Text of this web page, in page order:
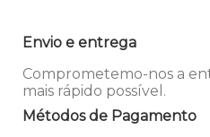
Envio e entrega
Comprometemo-nos a
mais rápido possível.
Métodos de Pagamento